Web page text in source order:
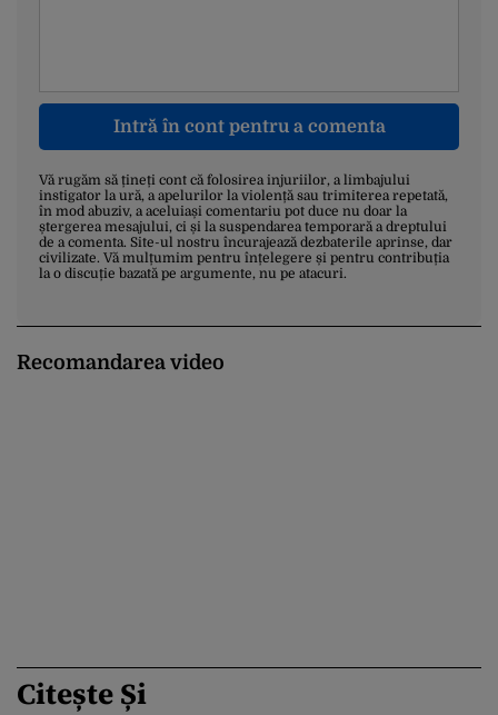
Intră în cont pentru a comenta
Vă rugăm să țineți cont că folosirea injuriilor, a limbajului
instigator la ură, a apelurilor la violență sau trimiterea repetată,
în mod abuziv, a aceluiași comentariu pot duce nu doar la
ștergerea mesajului, ci și la suspendarea temporară a dreptului
de a comenta. Site-ul nostru încurajează dezbaterile aprinse, dar
civilizate. Vă mulțumim pentru înțelegere și pentru contribuția
la o discuție bazată pe argumente, nu pe atacuri.
Recomandarea video
Citește Și